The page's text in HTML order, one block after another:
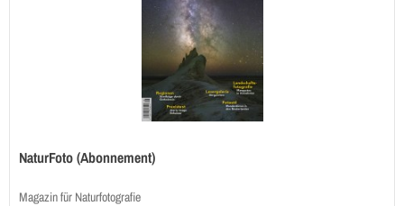
NaturFoto (Abonnement)
Magazin für Naturfotografie